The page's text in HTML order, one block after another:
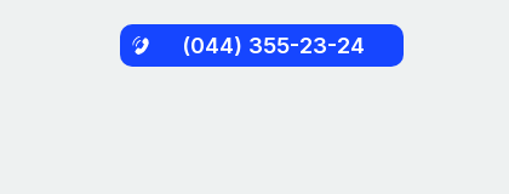
(044) 355-23-24